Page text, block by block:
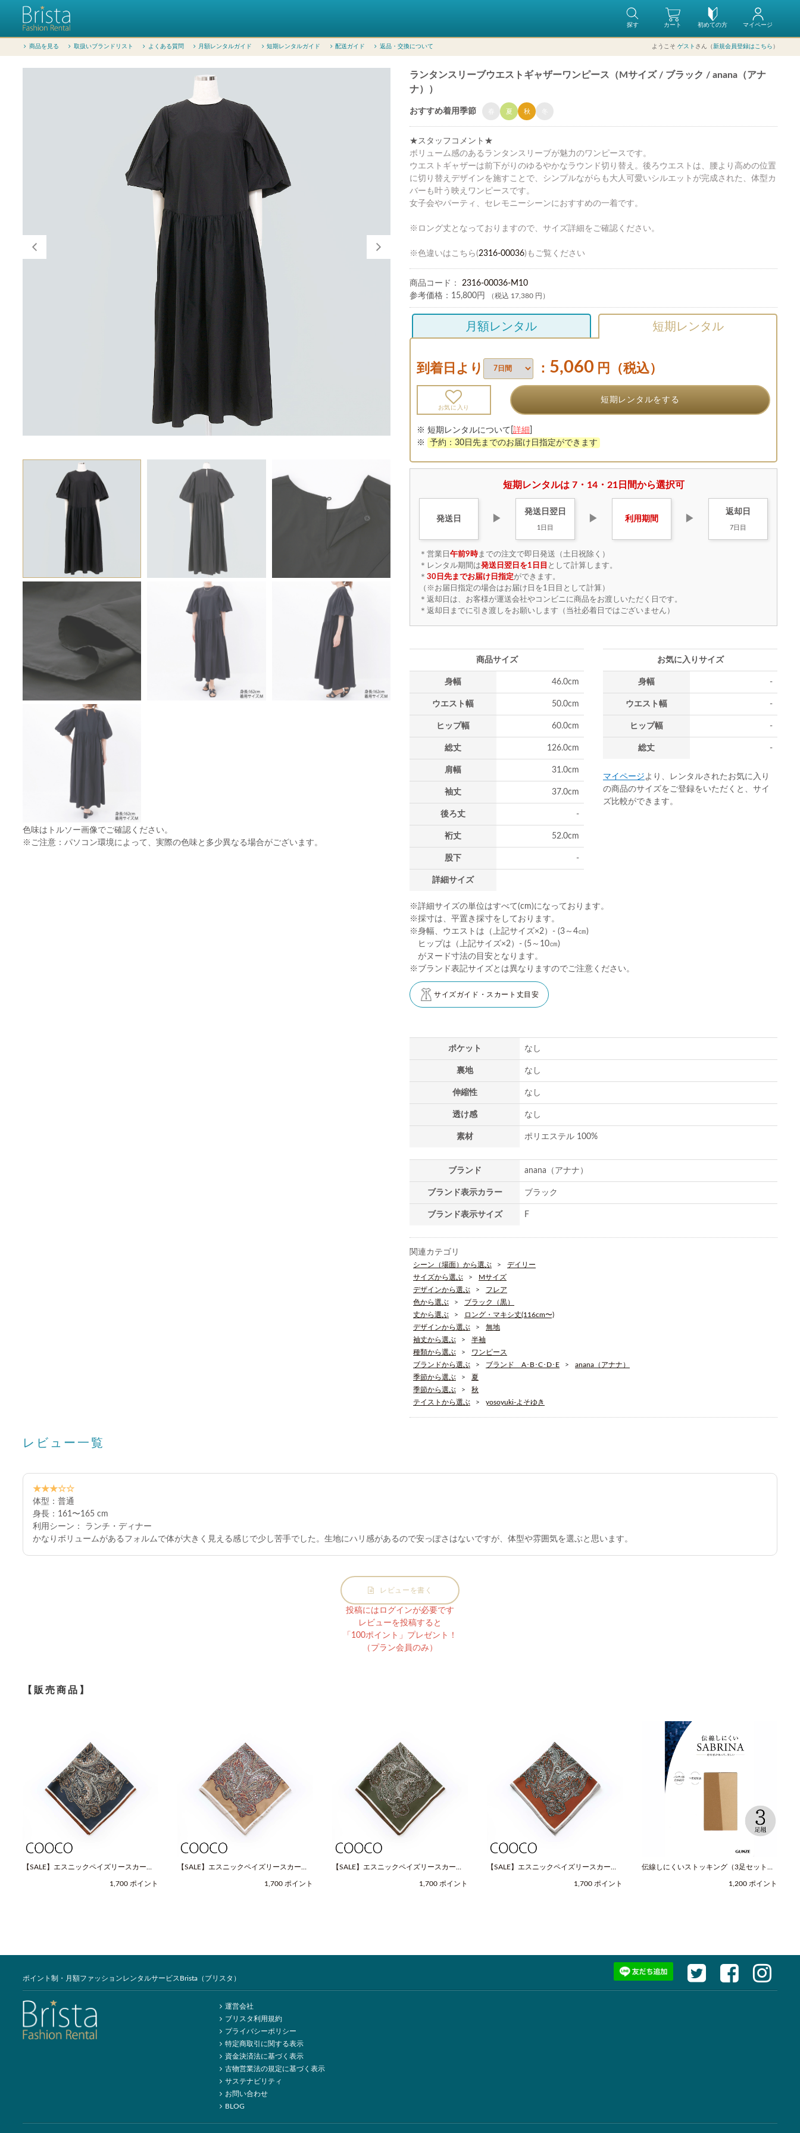
初めての方
カート マイページ
探す
商品を見る 取扱いブランドリスト よくある質問 月額レンタルガイド 短期レンタルガイド 配送ガイド 返品・交換について ようこそ ゲスト さん（新規会員登録はこちら ）
色味はトルソー画像でご確認ください。
※ご注意：パソコン環境によって、実際の色味と多少異なる場合がございます。
ランタンスリーブウエストギャザーワンピース（Mサイズ / ブラック / anana（アナ
ナ））
おすすめ着用季節 夏 秋
★スタッフコメント★
ボリューム感のあるランタンスリーブが魅力のワンピースです。
ウエストギャザーは前下がりのゆるやかなラウンド切り替え。後ろウエストは、腰より高めの位置
に切り替えデザインを施すことで、シンプルながらも大人可愛いシルエットが完成された、体型カ
バーも叶う映えワンピースです。
女子会やパーティ、セレモニーシーンにおすすめの一着です。
※ロング丈となっておりますので、サイズ詳細をご確認ください。
※色違いはこちら(2316-00036)もご覧ください
商品コード： 2316-00036-M10
参考価格： 15,800円 （税込 17,380 円）
月額レンタル 短期レンタル
到着日より ： 5,060 円（税込）
お気に入り
短期レンタルをする
※ 短期レンタルについて[ 詳細
※
予約：30日先までのお届け日指定ができます
短期レンタルは 7・14・21日間から選択可
発送日 ▶
発送日 翌日
1日目
▶ 利用期間 ▶
返却日
7日目
＊営業日 午前9時までの注文で即日発送（土日祝除く）
＊レンタル期間は発送日翌日を1日目 として計算します。
＊ 30日先までお届け日指定ができます。
（※お届日指定の場合はお届け日を1日目として計算）
＊返却日は、お客様が運送会社やコンビニに商品をお渡しいただく日です。
＊返却日までに引き渡しをお願いします（当社必着日ではございません）
商品サイズ
身幅 46.0cm
ウエスト幅 50.0cm
ヒップ幅 60.0cm
総丈 126.0cm
肩幅 31.0cm
袖丈 37.0cm
後ろ丈 -
裄丈 52.0cm
股下 -
詳細サイズ
お気に入りサイズ
身幅 -
ウエスト幅 -
ヒップ幅 -
総丈 -
マイページより、レンタルされたお気に入り
の商品のサイズをご登録をいただくと、サイ
ズ比較ができます。
※詳細サイズの単位はすべて(cm)になっております。
※採寸は、平置き採寸をしております。
※身幅、ウエストは（上記サイズ×2）- (3～4㎝)
ヒップは（上記サイズ×2）- (5～10㎝)
がヌード寸法の目安となります。
※ブランド表記サイズとは異なりますのでご注意ください。
サイズガイド・スカート丈目安
ポケット なし
裏地 なし
伸縮性 なし
透け感 なし
素材 ポリエステル 100%
ブランド anana（アナナ）
ブランド表示カラー ブラック
ブランド表示サイズ F
関連カテゴリ
シーン（場面）から選ぶ
デイリー
サイズから選ぶ
Mサイズ
デザインから選ぶ
フレア
色から選ぶ
ブラック（黒）
丈から選ぶ
ロング・マキシ丈(116cm〜)
デザインから選ぶ
無地
袖丈から選ぶ
半袖
種類から選ぶ
ワンピース
ブランドから選ぶ
ブランド A･B･C･D･E
anana（アナナ）
季節から選ぶ
夏
季節から選ぶ
秋
テイストから選ぶ
yosoyuki-よそゆき
レビュー一覧
★★★☆☆
体型：普通
身長：161〜165 cm
利用シーン： ランチ・ディナー
かなりボリュームがあるフォルムで体が大きく見える感じで少し苦手でした。生地にハリ感があるので安っぽさはないですが、体型や雰囲気を選ぶと思います。
レビューを書く
投稿にはログインが必要です
レビューを投稿すると
「100ポイント」プレゼント！
（プラン会員のみ）
【販売商品】
【SALE】エスニックペイズリースカーフ
1,700 ポイント
【SALE】エスニックペイズリースカーフ
1,700 ポイント
【SALE】エスニックペイズリースカーフ
1,700 ポイント
【SALE】エスニックペイズリースカーフ
1,700 ポイント
伝線しにくいストッキング（3足セット）
1,200 ポイント
ポイント制・月額ファッションレンタルサービスBrista（ブリスタ）
運営会社
ブリスタ利用規約
プライバシーポリシー
特定商取引に関する表示
資金決済法に基づく表示
古物営業法の規定に基づく表示
サステナビリティ
お問い合わせ
BLOG